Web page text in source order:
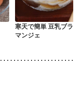
寒天で簡単 豆乳ブラン
マンジェ